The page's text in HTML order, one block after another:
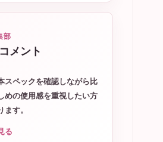
部
メント
スペックを確認しながら比
めの使用感を重視したい方
す。
る